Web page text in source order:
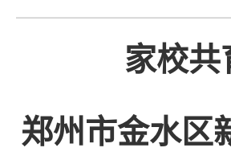
家校
郑州市金水区